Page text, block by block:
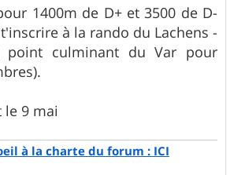
1400m de D+ et 3500 de D-
à la rando du Lachens -
point culminant du Var pour
le 9 mai
à la charte du forum : ICI